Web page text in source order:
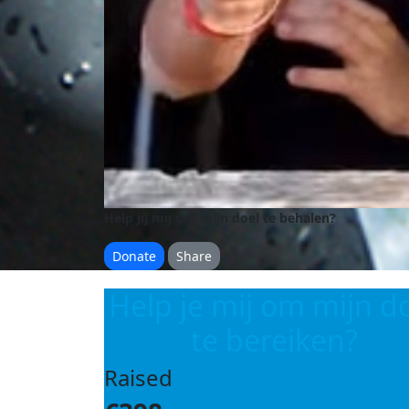
Help jij mij om mijn doel te behalen?
Donate Share
Raised